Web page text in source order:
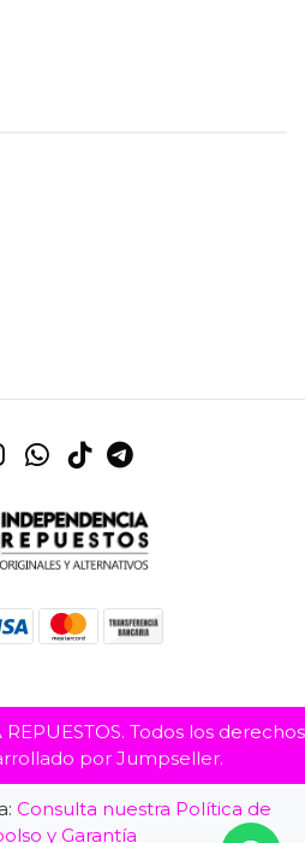
Todos los derechos
por Jumpseller.
Consulta nuestra Política de
y Garantía